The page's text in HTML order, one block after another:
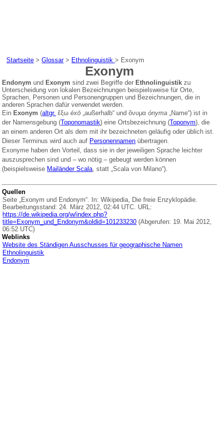
Startseite >Glossar> Ethnolinguistik> Exonym
Exonym
Endonym und Exonym sind zwei Begriffe der Ethnolinguistik zu
Unterscheidung von lokalen Bezeichnungen beispielsweise für Orte,
Sprachen, Personen und Personengruppen und Bezeichnungen, die in
anderen Sprachen dafür verwendet werden.
Ein Exonym (altgr. ἔξω éxō „außerhalb“ undὄνυμα ónyma „Name“) ist in
der Namensgebung (Toponomastik) eine Ortsbezeichnung (Toponym), die
an einem anderen Ort als dem mit ihr bezeichneten geläufig oder üblich ist.
Dieser Terminus wird auch auf Personennamen übertragen.
Exonyme haben den Vorteil, dass sie in der jeweiligen Sprache leichter
auszusprechen sind und – wo nötig – gebeugt werden können
(beispielsweise Mailänder Scala, statt „Scala von Milano“).
Quellen
Seite „Exonym und Endonym“. In: Wikipedia, Die freie Enzyklopädie.
Bearbeitungsstand: 24. März 2012, 02:44 UTC. URL:
https://de.wikipedia.org/w/index.php?
title=Exonym_und_Endonym&oldid=101233230 (Abgerufen: 19. Mai 2012,
06:52 UTC)
Weblinks
Website des Ständigen Ausschusses für geographische Namen
Ethnolinguistik
Endonym